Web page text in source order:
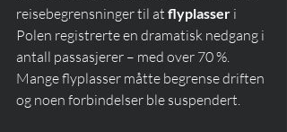
reisebegrensninger til at flyplasser i
Polen registrerte en dramatisk nedgang i
antall passasjerer – med over 70 %.
Mange flyplasser måtte begrense driften
og noen forbindelser ble suspendert.